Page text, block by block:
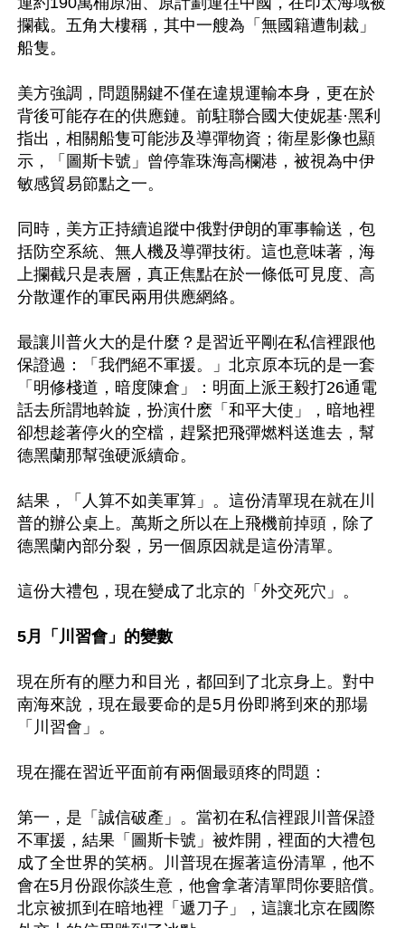
攔截。五角大樓稱，其中一艘為「無國籍遭制裁」
船隻。
美方強調，問題關鍵不僅在違規運輸本身，更在於
背後可能存在的供應鏈。前駐聯合國大使妮基·黑利
指出，相關船隻可能涉及導彈物資；衛星影像也顯
示，「圖斯卡號」曾停靠珠海高欄港，被視為中伊
敏感貿易節點之一。
同時，美方正持續追蹤中俄對伊朗的軍事輸送，包
括防空系統、無人機及導彈技術。這也意味著，海
上攔截只是表層，真正焦點在於一條低可見度、高
分散運作的軍民兩用供應網絡。
最讓川普火大的是什麼？是習近平剛在私信裡跟他
保證過：「我們絕不軍援。」北京原本玩的是一套
「明修棧道，暗度陳倉」：明面上派王毅打26通電
話去所謂地斡旋，扮演什麽「和平大使」，暗地裡
卻想趁著停火的空檔，趕緊把飛彈燃料送進去，幫
德黑蘭那幫強硬派續命。
結果，「人算不如美軍算」。這份清單現在就在川
普的辦公桌上。萬斯之所以在上飛機前掉頭，除了
德黑蘭內部分裂，另一個原因就是這份清單。
這份大禮包，現在變成了北京的「外交死穴」。
5月「川習會」的變數
現在所有的壓力和目光，都回到了北京身上。對中
南海來說，現在最要命的是5月份即將到來的那場
「川習會」。
現在擺在習近平面前有兩個最頭疼的問題：
第一，是「誠信破產」。當初在私信裡跟川普保證
不軍援，結果「圖斯卡號」被炸開，裡面的大禮包
成了全世界的笑柄。川普現在握著這份清單，他不
會在5月份跟你談生意，他會拿著清單問你要賠償。
北京被抓到在暗地裡「遞刀子」，這讓北京在國際